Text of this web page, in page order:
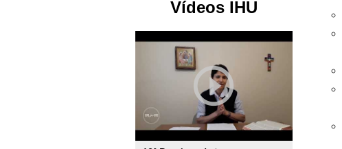
Vídeos IHU
play_circle_outline